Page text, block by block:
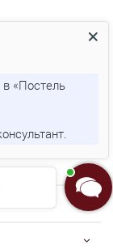
«Постель